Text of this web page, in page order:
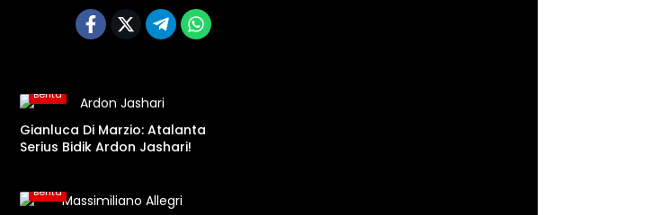
Berita
Gianluca Di Marzio: Atalanta
Serius Bidik Ardon Jashari!
Berita